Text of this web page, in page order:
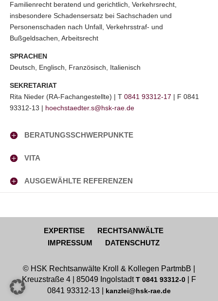
Familienrecht beratend und gerichtlich, Verkehrsrecht,
insbesondere Schadensersatz bei Sachschaden und
Personenschaden nach Unfall, Verkehrsstraf- und
Bußgeldsachen, Arbeitsrecht
SPRACHEN
Deutsch, Englisch, Französisch, Italienisch
SEKRETARIAT
Rita Nieder (RA-Fachangestellte) | T 0841 93312-17 | F 0841
93312-13 | hoechstaedter.s@hsk-rae.de
BERATUNGSSCHWERPUNKTE
VITA
AUSGEWÄHLTE REFERENZEN
EXPERTISE
RECHTSANWÄLTE
IMPRESSUM
DATENSCHUTZ
© HSK Rechtsanwälte Kroll & Kollegen PartmbB |
Kreuzstraße 4 | 85049 IngolstadtT 0841 93312-0
| F
0841 93312-13 | kanzlei@hsk-rae.de